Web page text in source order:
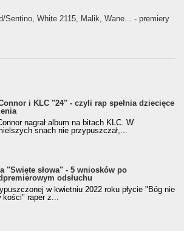
Sentino, White 2115, Malik, Wane... - premiery
i KLC "24" - czyli rap spełnia dziecięce
nagrał album na bitach KLC. W
snach nie przypuszczał,...
"Święte słowa" - 5 wniosków po
odsłuchu
w kwietniu 2022 roku płycie "Bóg nie
kości" raper z...